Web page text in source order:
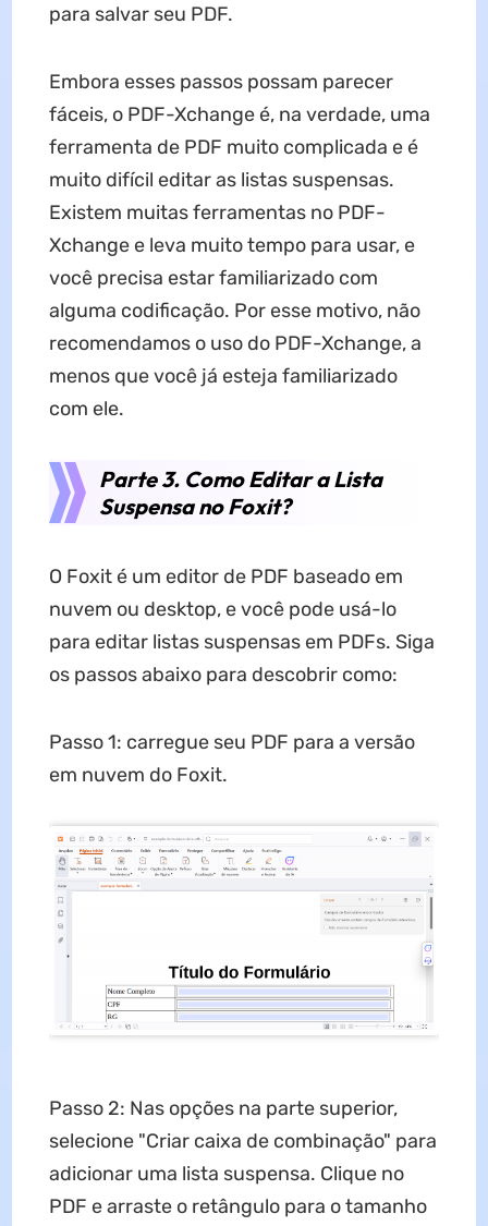
para salvar seu PDF.
Embora esses passos possam parecer
fáceis, o PDF-Xchange é, na verdade, uma
ferramenta de PDF muito complicada e é
muito difícil editar as listas suspensas.
Existem muitas ferramentas no PDF-
Xchange e leva muito tempo para usar, e
você precisa estar familiarizado com
alguma codificação. Por esse motivo, não
recomendamos o uso do PDF-Xchange, a
menos que você já esteja familiarizado
com ele.
Parte 3. Como Editar a Lista
Suspensa no Foxit?
O Foxit é um editor de PDF baseado em
nuvem ou desktop, e você pode usá-lo
para editar listas suspensas em PDFs. Siga
os passos abaixo para descobrir como:
Passo 1: carregue seu PDF para a versão
em nuvem do Foxit.
Passo 2: Nas opções na parte superior,
selecione "Criar caixa de combinação" para
adicionar uma lista suspensa. Clique no
PDF e arraste o retângulo para o tamanho